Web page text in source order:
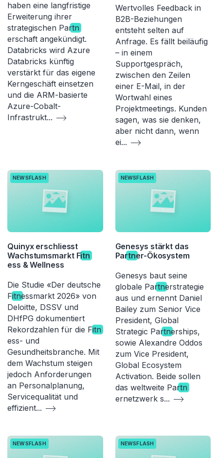
haben eine langfristige
Erweiterung ihrer
strategischen Partn
erschaft angekündigt.
Databricks wird Azure
Databricks künftig
verstärkt für das eigene
Kerngeschäft einsetzen
und die ARM-basierte
Azure-Cobalt-
Infrastrukt...
Wertvolles Feedback in
B2B-Beziehungen
entsteht selten auf
Anfrage. Es fällt beiläufig
– in einem
Supportgespräch,
zwischen den Zeilen
einer E-Mail, in der
Wortwahl eines
Projektmeetings. Kunden
sagen, was sie denken,
aber nicht dann, wenn
ei...
NEWSFLASH
Quinyx erschliesst
Wachstumsmarkt Fitn
ess & Wellness
Die Studie «Der deutsche
Fitnessmarkt 2026» von
Deloitte, DSSV und
DHfPG dokumentiert
Rekordzahlen für die Fitn
ess- und
Gesundheitsbranche. Mit
dem Wachstum steigen
jedoch Anforderungen
an Personalplanung,
Servicequalität und
effizient...
NEWSFLASH
Genesys stärkt das
Partner-Ökosystem
Genesys baut seine
globale Partnerstrategie
aus und ernennt Daniel
Bailey zum Senior Vice
President, Global
Strategic Partnerships,
sowie Alexandre Oddos
zum Vice President,
Global Ecosystem
Activation. Beide sollen
das weltweite Partn
ernetzwerk s...
NEWSFLASH NEWSFLASH